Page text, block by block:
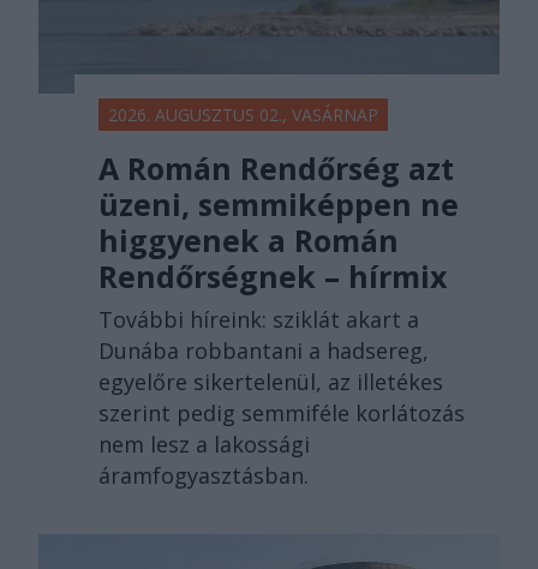
2026. AUGUSZTUS 02., VASÁRNAP
A Román Rendőrség azt
üzeni, semmiképpen ne
higgyenek a Román
Rendőrségnek – hírmix
További híreink: sziklát akart a
Dunába robbantani a hadsereg,
egyelőre sikertelenül, az illetékes
szerint pedig semmiféle korlátozás
nem lesz a lakossági
áramfogyasztásban.